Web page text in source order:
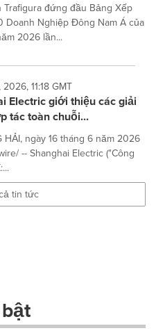
Trafigura đứng đầu Bảng Xếp
Doanh Nghiệp Đông Nam Á của
2026 lần...
11:18 GMT
Electric giới thiệu các giải
tác toàn chuỗi...
HẢI, ngày 16 tháng 6 năm 2026
-- Shanghai Electric ("Công
tin tức